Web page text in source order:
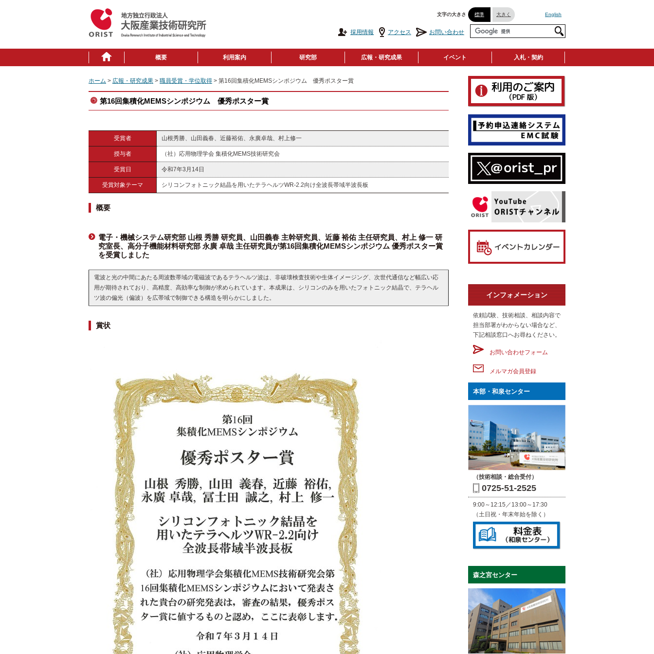
標準 大きく English
文字の大きさ
採用情報 アクセス お問い合わせ
概要 利用案内 研究部 広報・研究成果 イベント 入札・契約
ホーム > 広報・研究成果 > 職員受賞・学位取得 > 第16回集積化MEMSシンポジウム 優秀ポスター賞
第16回集積化MEMSシンポジウム 優秀ポスター賞
受賞者 山根秀勝、山田義春、近藤裕佑、永廣卓哉、村上修一
授与者 （社）応用物理学会 集積化MEMS技術研究会
受賞日 令和7年3月14日
受賞対象テーマ シリコンフォトニック結晶を用いたテラヘルツWR-2.2向け全波長帯域半波長板
概要
電子・機械システム研究部 山根 秀勝 研究員、山田義春 主幹研究員、近藤 裕佑 主任研究員、村上 修一 研
究室長、高分子機能材料研究部 永廣 卓哉 主任研究員が第16回集積化MEMSシンポジウム 優秀ポスター賞
を受賞しました
電波と光の中間にあたる周波数帯域の電磁波であるテラヘルツ波は、非破壊検査技術や生体イメージング、次世代通信など幅広い応
用が期待されており、高精度、高効率な制御が求められています。本成果は、シリコンのみを用いたフォトニック結晶で、テラヘル
ツ波の偏光（偏波）を広帯域で制御できる構造を明らかにしました。
賞状
インフォメーション
依頼試験、技術相談、相談内容で
担当部署がわからない場合など、
下記相談窓口へお尋ねください。
お問い合わせフォーム
メルマガ会員登録
本部・和泉センター
（技術相談・総合受付）
0725-51-2525
9:00～12:15／13:00～17:30
（土日祝・年末年始を除く）
森之宮センター